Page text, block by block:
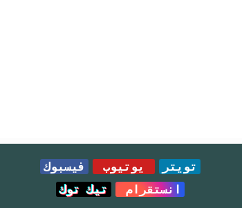
تويتر يوتيوب
فيسبوك
انستقرام
تيك توك